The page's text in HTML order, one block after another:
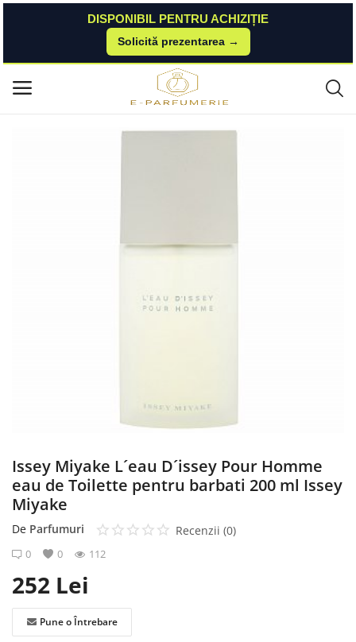
DISPONIBIL PENTRU ACHIZIȚIE
Solicită prezentarea →
Meniu principal
Issey Miyake L´eau D´issey Pour Homme eau de Toilette pentru barbati 2
Issey Miyake L´eau D´issey Pour Homme
eau de Toilette pentru barbati 200 ml Issey
Miyake
De Parfumuri Recenzii (0)
0 0 112
252 Lei
Pune o Întrebare